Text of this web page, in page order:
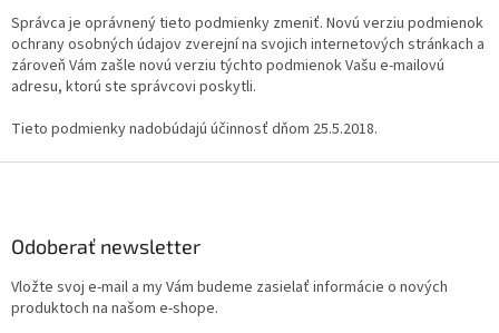
Správca je oprávnený tieto podmienky zmeniť. Novú verziu podmienok
ochrany osobných údajov zverejní na svojich internetových stránkach a
zároveň Vám zašle novú verziu týchto podmienok Vašu e-mailovú
adresu, ktorú ste správcovi poskytli.
Tieto podmienky nadobúdajú účinnosť dňom 25.5.2018.
Odoberať newsletter
Vložte svoj e-mail a my Vám budeme zasielať informácie o nových
produktoch na našom e-shope.